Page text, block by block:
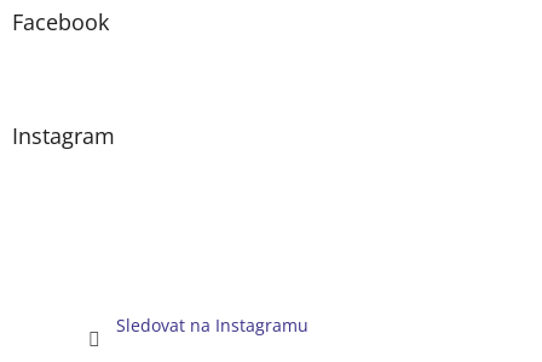
Facebook
Instagram
Sledovat na Instagramu